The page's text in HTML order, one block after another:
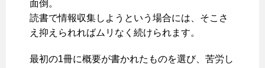
面倒。
読書で情報収集しようという場合には、そこさ
え抑えられればムリなく続けられます。
最初の1冊に概要が書かれたものを選び、苦労し